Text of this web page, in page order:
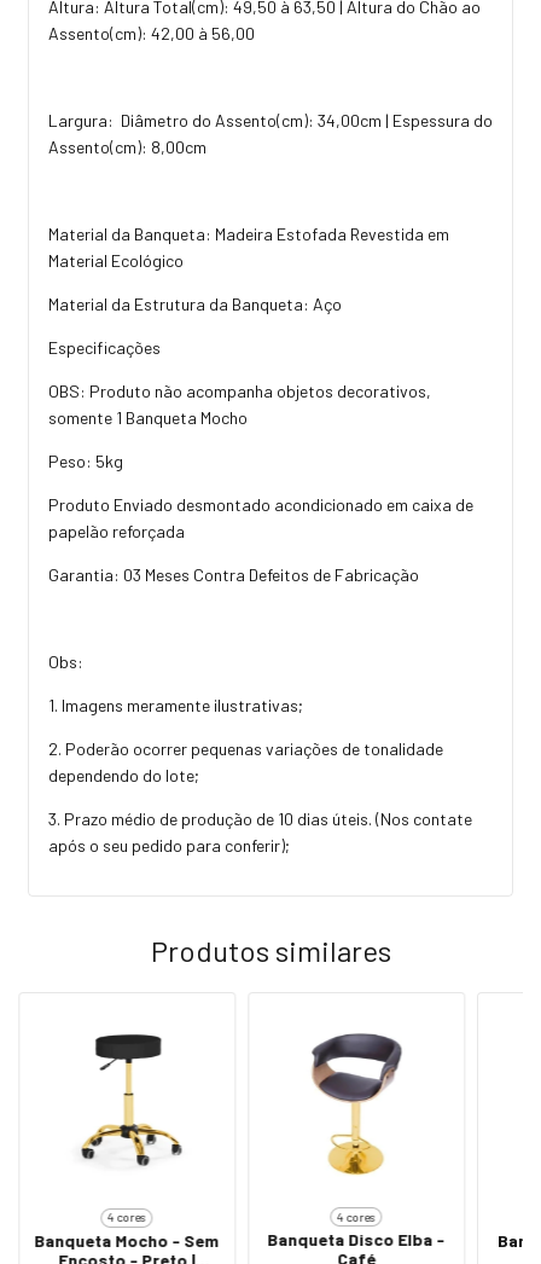
Altura: Altura Total(cm): 49,50 à 63,50 | Altura do Chão ao
Assento(cm): 42,00 à 56,00
Largura: Diâmetro do Assento(cm): 34,00cm | Espessura do
Assento(cm): 8,00cm
Material da Banqueta: Madeira Estofada Revestida em
Material Ecológico
Material da Estrutura da Banqueta: Aço
Especificações
OBS: Produto não acompanha objetos decorativos,
somente 1 Banqueta Mocho
Peso: 5kg
Produto Enviado desmontado acondicionado em caixa de
papelão reforçada
Garantia: 03 Meses Contra Defeitos de Fabricação
Obs:
1. Imagens meramente ilustrativas;
2. Poderão ocorrer pequenas variações de tonalidade
dependendo do lote;
3. Prazo médio de produção de 10 dias úteis. (Nos contate
após o seu pedido para conferir);
Produtos similares
4 cores
Banqueta Mocho - Sem
Encosto - Preto |
4 cores
Banqueta Disco Elba -
Café